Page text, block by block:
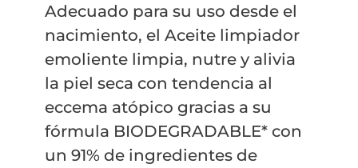
Adecuado para su uso desde el
nacimiento, el Aceite limpiador
emoliente limpia, nutre y alivia
la piel seca con tendencia al
eccema atópico gracias a su
fórmula BIODEGRADABLE* con
un 91% de ingredientes de